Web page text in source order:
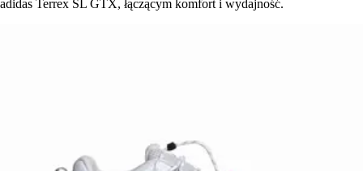
adidas Terrex SL GTX, łączącym komfort i wydajność.